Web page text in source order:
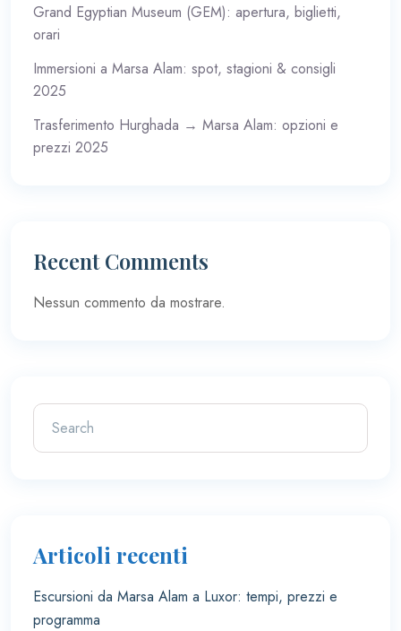
Grand Egyptian Museum (GEM): apertura, biglietti,
orari
Immersioni a Marsa Alam: spot, stagioni & consigli
2025
Trasferimento Hurghada → Marsa Alam: opzioni e
prezzi 2025
Recent Comments
Nessun commento da mostrare.
Articoli recenti
Escursioni da Marsa Alam a Luxor: tempi, prezzi e
programma